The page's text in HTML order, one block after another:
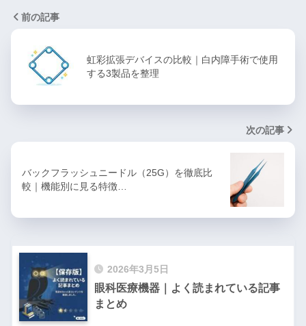
前の記事
虹彩拡張デバイスの比較｜白内障手術で使用
する3製品を整理
次の記事
バックフラッシュニードル（25G）を徹底比
較｜機能別に見る特徴…
2026年3月5日
眼科医療機器｜よく読まれている記事
まとめ